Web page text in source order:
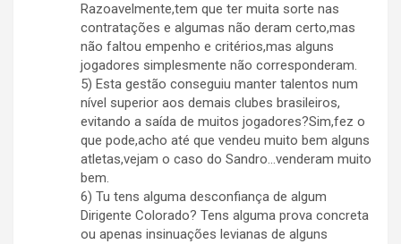
Razoavelmente,tem que ter muita sorte nas
contratações e algumas não deram certo,mas
não faltou empenho e critérios,mas alguns
jogadores simplesmente não corresponderam.
5) Esta gestão conseguiu manter talentos num
nível superior aos demais clubes brasileiros,
evitando a saída de muitos jogadores?Sim,fez o
que pode,acho até que vendeu muito bem alguns
atletas,vejam o caso do Sandro…venderam muito
bem.
6) Tu tens alguma desconfiança de algum
Dirigente Colorado? Tens alguma prova concreta
ou apenas insinuações levianas de alguns